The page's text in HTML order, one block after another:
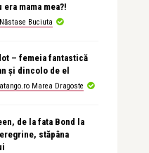
era mama mea?!
Buciuta
– femeia fantastică
și dincolo de el
Marea Dragoste
de la fata Bond la
stăpâna